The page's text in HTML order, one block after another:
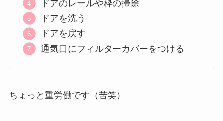
ドアのレールや枠の掃除
ドアを洗う
ドアを戻す
通気口にフィルターカバーをつける
ちょっと重労働です（苦笑）